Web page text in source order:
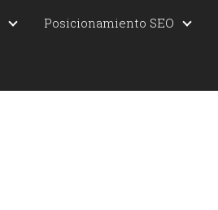
Posicionamiento SEO